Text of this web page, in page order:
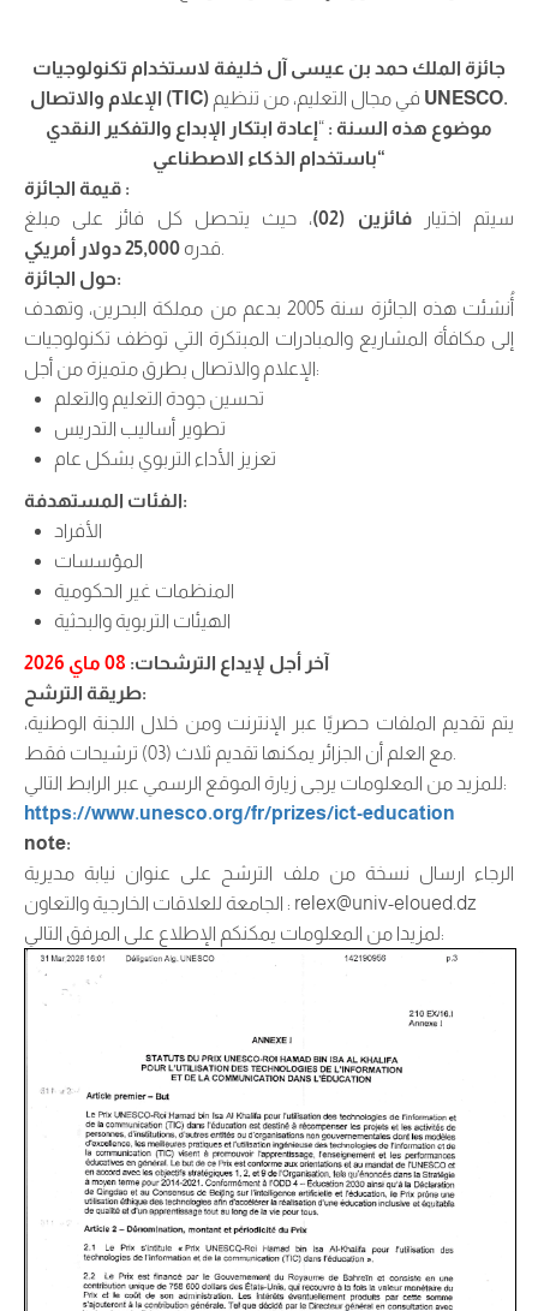
جائزة الملك حمد بن عيسى آل خليفة لاستخدام تكنولوجيات
(TIC) UNESCO.
موضوع هذه السنة :
“إعادة ابتكار الإبداع والتفكير النقدي
باستخدام الذكاء الاصطناعي“
قيمة الجائزة :
سيتم اختيارفائزين (02)
، حيث يتحصل كل فائز على مبلغ
قدره 25,000 دولار أمريكي
حول الجائزة:
أُنشئت هذه الجائزة سنة 2005 بدعم من مملكة البحرين، وتهدف
إلى مكافأة المشاريع والمبادرات المبتكرة التي توظف تكنولوجيات
الإعلام والاتصال بطرق متميزة من أجل:
تحسين جودة التعليم والتعلم
تطوير أساليب التدريس
تعزيز الأداء التربوي بشكل عام
الفئات المستهدفة:
الأفراد
المؤسسات
المنظمات غير الحكومية
الهيئات التربوية والبحثية
آخر أجل لإيداع الترشحات: 08 ماي 2026
طريقة الترشح:
يتم تقديم الملفات حصريًا عبر الإنترنت ومن خلال اللجنة الوطنية،
للمزيد من المعلومات يرجى زيارة الموقع الرسمي عبر الرابط التالي:
https://www.unesco.org/fr/prizes/ict-education
note:
الرجاء ارسال نسخة من ملف الترشح على عنوان نيابة مديرية
الجامعة للعلاقات الخارجية والتعاون : relex@univ-eloued.dz
لمزيدا من المعلومات يمكنكم الإطلاع على المرفق التالي: